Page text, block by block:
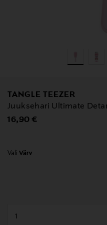
TANGLE TEEZER
Juuksehari Ultimate
Original Price
16,90 €
Vali Värv